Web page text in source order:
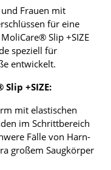
Frauen mit
für eine
Slip +SIZE
speziell für
entwickelt.
+SIZE:
mit elastischen
im Schrittbereich
Fälle von Harn-
großem Saugkörper